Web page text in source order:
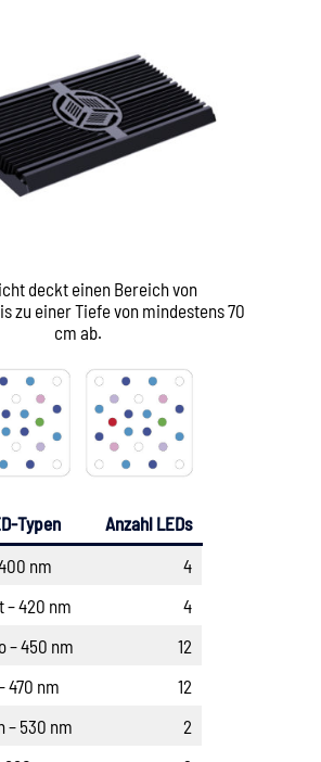
deckt einen Bereich von
zu einer Tiefe von mindestens 70
cm ab.
Typen
Anzahl LEDs
nm
4
– 420 nm
4
– 450 nm
12
470 nm
12
– 530 nm
2